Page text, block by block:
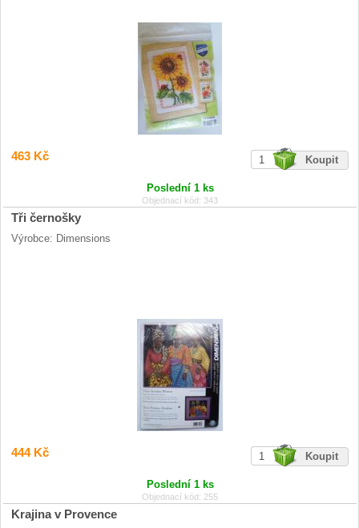
463 Kč
Poslední 1 ks
Objednací kód: 343
Tři černošky
Výrobce: Dimensions
444 Kč
Poslední 1 ks
Objednací kód: 255
Krajina v Provence